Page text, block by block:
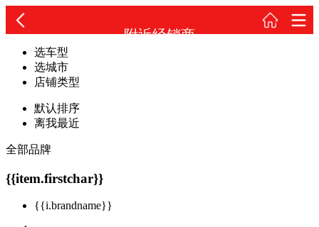
附近经销商
选车型
选城市
店铺类型
默认排序
离我最近
全部品牌
{{item.firstchar}}
{{i.brandname}}